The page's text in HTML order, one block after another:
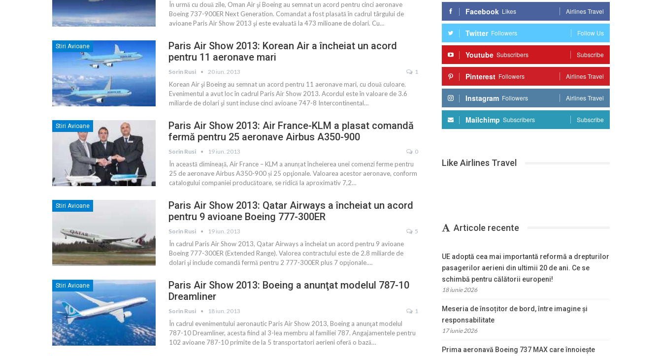
În urmă cu două zile, Oman Air şi Boeing au semnat un acord pentru cinci aeronave
Boeing 737-900ER Next Generation. Comandat a fost plasată în cadrul târgului de
avioane Paris Air Show 2013 şi este evaluată la 473 milioane de dolari. Cu…
Stiri Avioane
Paris Air Show 2013: Korean Air a încheiat un acord
pentru 11 aeronave mari
Sorin Rusi 20 iun. 2013 1
Korean Air şi Boeing au semnat un acord pentru 11 aeronave mari, cu două culoare.
Evenimentul a avut loc în cadrul Paris Air Show 2013. Acordul este în valoare de 3.6
miliarde de dolari şi sunt incluse cinci avioane 747-8 Intercontinental…
Stiri Avioane
Paris Air Show 2013: Air France-KLM a plasat comandă
fermă pentru 25 aeronave Airbus A350-900
Sorin Rusi 19 iun. 2013 0
În această dimineață, Air France – KLM a anunțat încheierea unei comenzi ferme pentru
25 de aeronave Airbus A350-900 și 25 opţionale. Valoarea acestor aeronave, conform
catalogului companiei producătoare, se ridică la aproximativ 7,2…
Stiri Avioane
Paris Air Show 2013: Qatar Airways a încheiat un acord
pentru 9 avioane Boeing 777-300ER
Sorin Rusi 19 iun. 2013 5
În cadrul Paris Air Show 2013, Qatar Airways a încheiat un acord pentru 9 avioane
Boeing 777-300ER (Extended Range). Valorea contractului este de 2.8 miliarde de
dolari şi include comandă fermă pentru 2 777-300ER plus 7 opţionale.…
Stiri Avioane
Paris Air Show 2013: Boeing a anunţat modelul 787-10
Dreamliner
Sorin Rusi 18 iun. 2013 1
În cadrul evenimentului aeronautic Paris Air Show 2013, Boeing a anunţat modelul
787-10 Dreamliner, acesta fiind al 3-lea membru al familiei 787. Angajamentele pentru
102 avioane 787-10 primite de la 5 transportatori aerieni oferă o bază…
Facebook Likes Airlines Travel
Twitter Followers Follow Us
Youtube Subscribers Subscribe
Pinterest Followers Airlines Travel
Instagram Followers Airlines Travel
Mailchimp Subscribers Subscribe
Like Airlines Travel
Articole recente
UE adoptă cea mai importantă reformă a drepturilor
pasagerilor aerieni din ultimii 20 de ani. Ce se
schimbă pentru călătorii europeni!
18 iunie 2026
Meseria de însoțitor de bord, între imagine și
responsabilitate
17 iunie 2026
Prima aeronavă Boeing 737 MAX care înnoiește